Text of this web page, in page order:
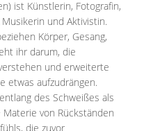
ist Künstlerin, Fotografin,
und Aktivistin.
Körper, Gesang,
ihr darum, die
und erweiterte
etwas aufzudrängen.
des Schweißes als
von Rückständen
die zuvor